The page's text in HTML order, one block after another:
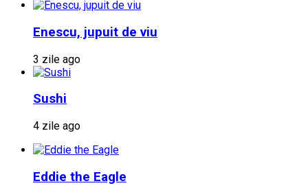
Enescu, jupuit de viu
3 zile ago
Sushi
4 zile ago
Eddie the Eagle